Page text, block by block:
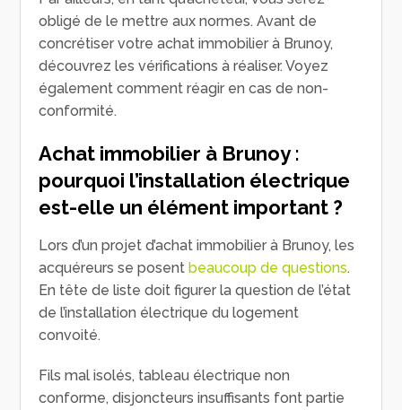
obligé de le mettre aux normes. Avant de
concrétiser votre achat immobilier à Brunoy,
découvrez les vérifications à réaliser. Voyez
également comment réagir en cas de non-
conformité.
Achat immobilier à Brunoy :
pourquoi l’installation électrique
est-elle un élément important ?
Lors d’un projet d’achat immobilier à Brunoy, les
acquéreurs se posentbeaucoup de questions.
En tête de liste doit figurer la question de l’état
de l’installation électrique du logement
convoité.
Fils mal isolés, tableau électrique non
conforme, disjoncteurs insuffisants font partie